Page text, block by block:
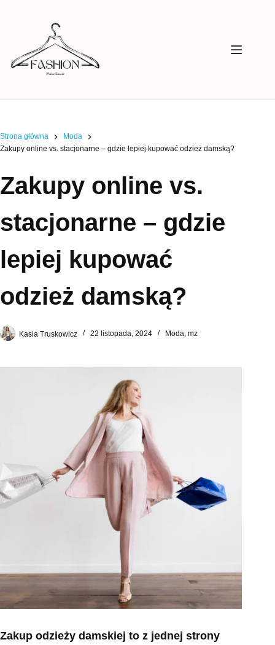
Strona główna
Moda
Zakupy online vs. stacjonarne – gdzie lepiej kupować odzież damską?
Zakupy online vs.
stacjonarne – gdzie
lepiej kupować
odzież damską?
Kasia Truskowicz 22 listopada, 2024 Moda, mz
Zakup odzieży damskiej to z jednej strony